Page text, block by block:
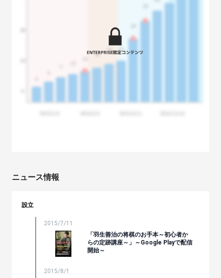
ニュース情報
設立
2015/7/11
「羽生善治の将棋のお手本～初心者か
らの定跡講座～」～Google Playで配信
開始～
2015/8/1